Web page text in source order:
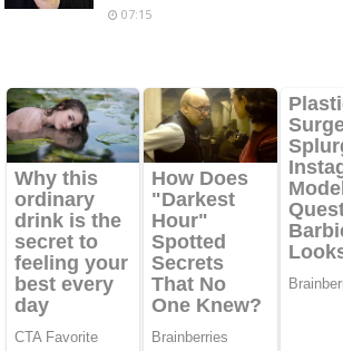
07:15